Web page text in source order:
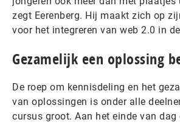
zegt Eerenberg. Hij maakt zich op
voor het integreren van web 2.0 in
Gezamelijk een oplossing
De roep om kennisdeling en het
van oplossingen is onder alle
cursus groot. Aan het einde van